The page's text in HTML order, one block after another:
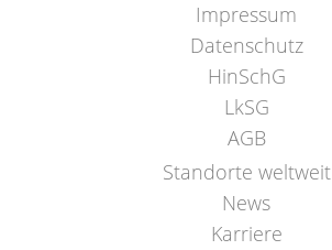
Impressum
Datenschutz
HinSchG
LkSG
AGB
Standorte weltweit
News
Karriere